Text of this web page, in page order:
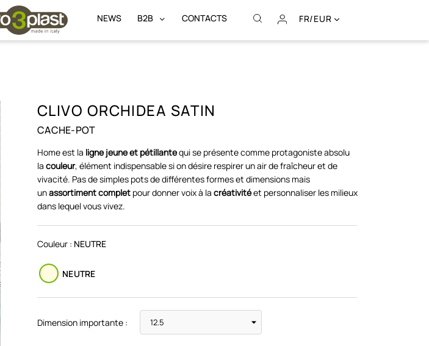
NEWS B2B CONTACTS FR/EUR
CLIVO ORCHIDEA SATIN
CACHE-POT
Home est la ligne jeune et pétillantequi se présente comme protagoniste absolu
la couleur, élément indispensable si on désire respirer un air de fraîcheur et de
vivacité. Pas de simples pots de différentes formes et dimensions mais
unassortiment complet pour donner voix à la créativitéet personnaliser les milieux
dans lequel vous vivez.
Couleur : NEUTRE
NEUTRE
Dimension importante :